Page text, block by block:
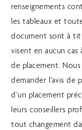
renseignements
les tableaux et
document sont à
visent en aucun
de placement.
demander l’avis de
d’un placement
leurs conseillers
tout changement